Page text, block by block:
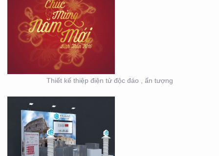
Thiết kế thiệp điện tử độc đáo , ấn tượng
HỘI NGHỊ KHOA HỌC
DA LIỄU MIỀN NAM 2020
(BOOTH TRANFA)
HỘI NGHỊ DA LIỄU
TOÀN QUỐC NĂM 2020